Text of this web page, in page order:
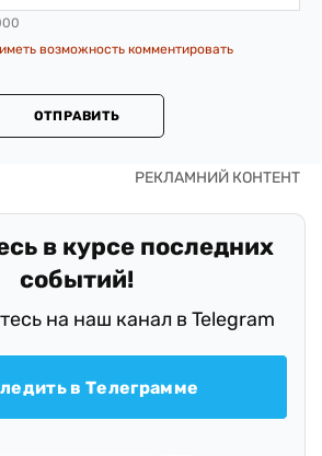
возможность комментировать
ОТПРАВИТЬ
в курсе последних
событий!
на наш канал в Telegram
в Телеграмме